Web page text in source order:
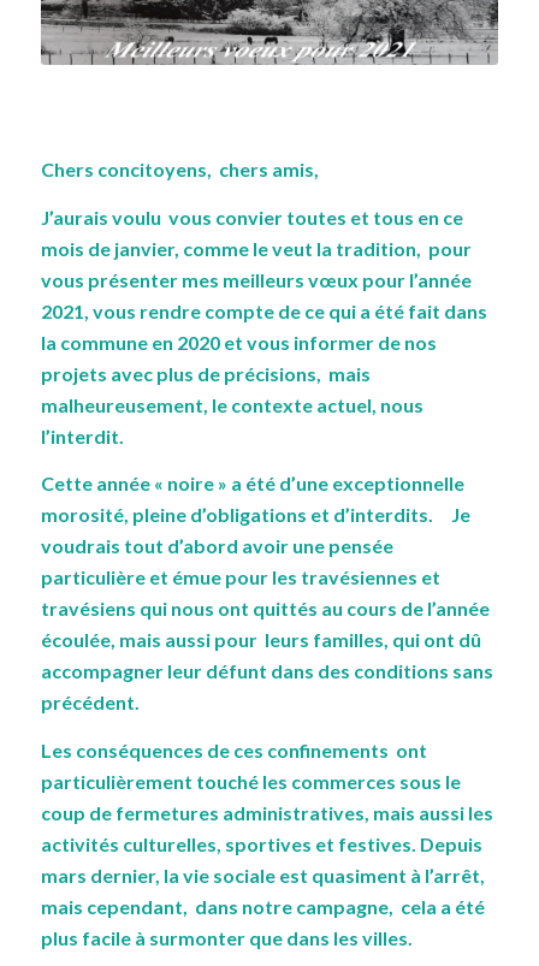
Chers concitoyens, chers amis,
J’aurais voulu vous convier toutes et tous en ce
mois de janvier, comme le veut la tradition, pour
vous présenter mes meilleurs vœux pour l’année
2021, vous rendre compte de ce qui a été fait dans
la commune en 2020 et vous informer de nos
projets avec plus de précisions, mais
malheureusement, le contexte actuel, nous
l’interdit.
Cette année « noire » a été d’une exceptionnelle
morosité, pleine d’obligations et d’interdits. Je
voudrais tout d’abord avoir une pensée
particulière et émue pour les travésiennes et
travésiens qui nous ont quittés au cours de l’année
écoulée, mais aussi pour leurs familles, qui ont dû
accompagner leur défunt dans des conditions sans
précédent.
Les conséquences de ces confinements ont
particulièrement touché les commerces sous le
coup de fermetures administratives, mais aussi les
activités culturelles, sportives et festives. Depuis
mars dernier, la vie sociale est quasiment à l’arrêt,
mais cependant, dans notre campagne, cela a été
plus facile à surmonter que dans les villes.